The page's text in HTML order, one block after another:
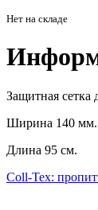
Нет на складе
Защитная сетка
Ширина 140 мм.
Длина 95 см.
Coll-Tex: